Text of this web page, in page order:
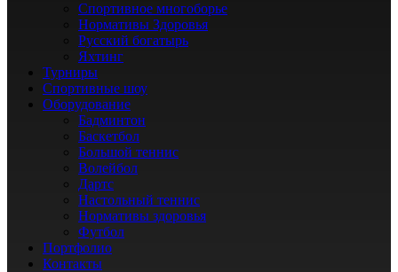
Спортивное многоборье
Нормативы Здоровья
Русский богатырь
Яхтинг
Турниры
Спортивные шоу
Оборудование
Бадминтон
Баскетбол
Большой теннис
Волейбол
Дартс
Настольный теннис
Нормативы здоровья
Футбол
Портфолио
Контакты